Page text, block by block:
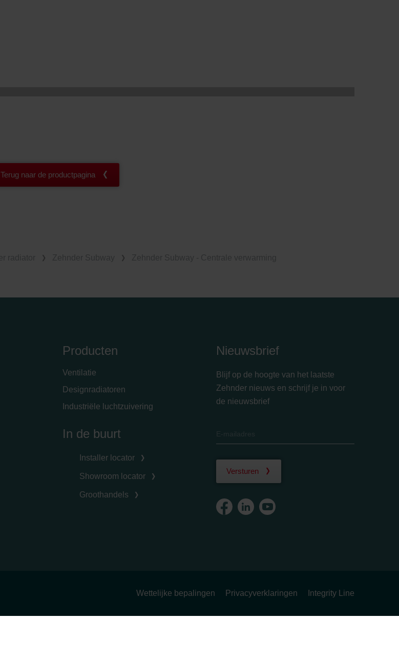
Terug naar de productpagina
Producten
Ventilatie
Designradiatoren
Industriële luchtzuivering
In de buurt
Installer locator
Showroom locator
Groothandels
Nieuwsbrief
Blijf op de hoogte van het laatste
Zehnder nieuws en schrijf je in voor
de nieuwsbrief
Versturen
Wettelijke bepalingen Privacyverklaringen Integrity Line